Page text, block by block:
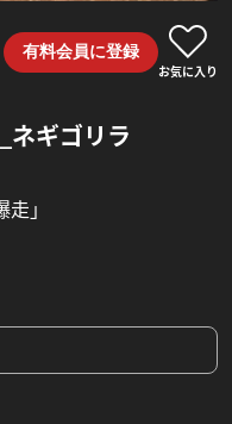
有料会員に登録
お気に入り
ネギゴリラ
」